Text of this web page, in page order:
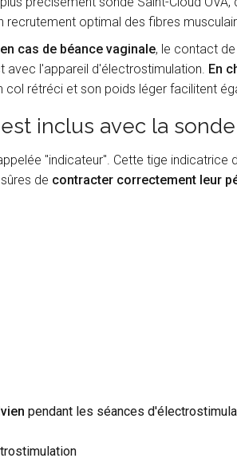
recrutement optimal des fibres
en cas de béance vaginale, le contact
avec l'appareil d'électrostimulation. En
col rétréci et son poids léger facilitent
inclus avec la sonde
"indicateur". Cette tige
de contracter correctement leur
pendant les séances